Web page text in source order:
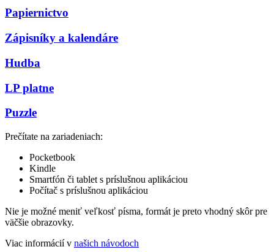
Papiernictvo
Zápisníky a kalendáre
Hudba
LP platne
Puzzle
Prečítate na zariadeniach:
Pocketbook
Kindle
Smartfón či tablet s príslušnou aplikáciou
Počítač s príslušnou aplikáciou
Nie je možné meniť veľkosť písma, formát je preto vhodný skôr pre
väčšie obrazovky.
Viac informácií v našich návodoch